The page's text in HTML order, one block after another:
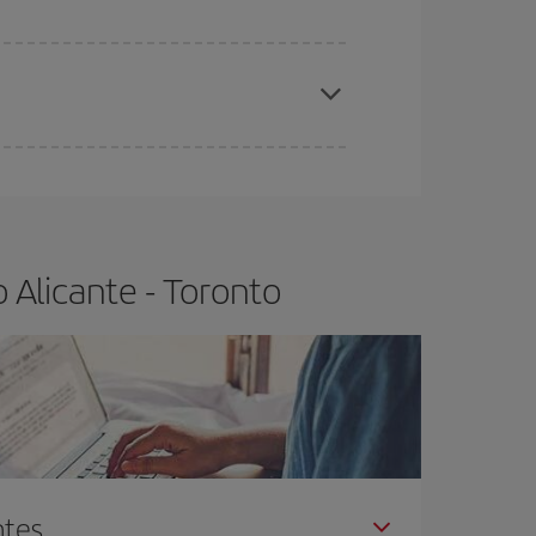
Alicante - Toronto